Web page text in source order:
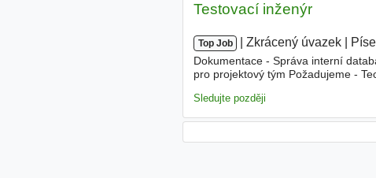
Testovací inženýr
Top Job Zkrácený úvazek
Dokumentace - Správa interní
pro projektový tým Požadujeme -
Sledujte později